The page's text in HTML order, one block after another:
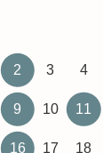
2 3 4
9 10 11
16 17 18